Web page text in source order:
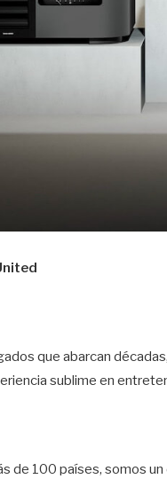
que abarcan
sublime en
de 100 países, somos